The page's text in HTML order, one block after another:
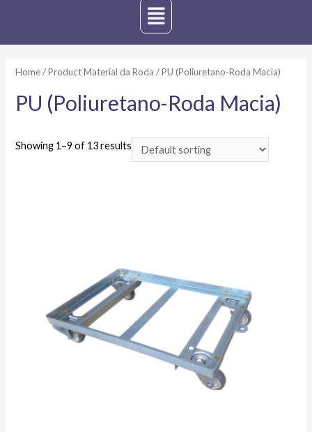
Home/ Product Material da Roda / PU (Poliuretano-Roda Macia)
PU (Poliuretano-Roda Macia)
Showing 1–9 of 13 results